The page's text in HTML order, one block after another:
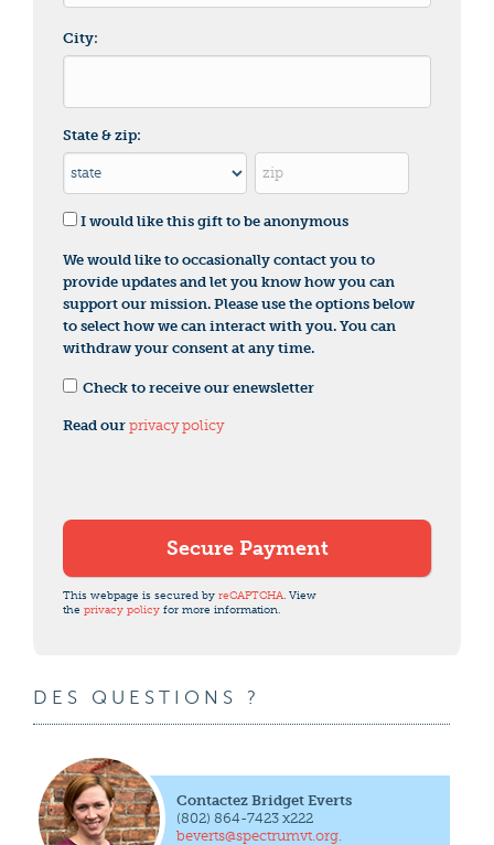
City:
State & zip:
I would like this gift to be anonymous
We would like to occasionally contact you to
provide updates and let you know how you can
support our mission. Please use the options below
to select how we can interact with you. You can
withdraw your consent at any time.
Check to receive our enewsletter
Read our privacy policy
This webpage is secured by reCAPTCHA. View
the privacy policy for more information.
DES QUESTIONS ?
Contactez Bridget Everts
(802) 864-7423 x222
beverts@spectrumvt.org.